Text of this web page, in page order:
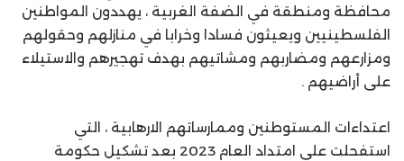
محافظة ومنطقة في الضفة الغربية ، يهددون المواطنين
الفلسطينيين ويعيثون فسادا وخرابا في منازلهم وحقولهم
ومزارعهم ومضاربهم ومشاتيهم بهدف تهجيرهم والاستيلاء
على أراضيهم .
اعتداءات المستوطنين وممارساتهم الارهابية ، التي
استفحلت على امتداد العام 2023 بعد تشكيل حكومة